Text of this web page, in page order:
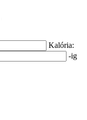
Kalória:
-ig